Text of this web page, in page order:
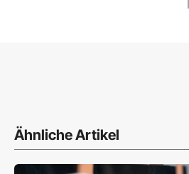
Ähnliche Artikel